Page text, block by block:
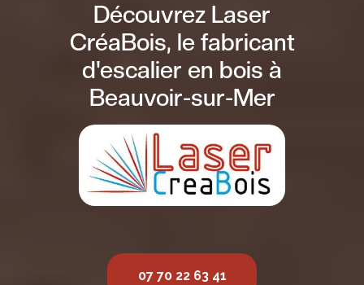
Découvrez Laser
CréaBois, le fabricant
d'escalier en bois à
Beauvoir-sur-Mer
07 70 22 63 41